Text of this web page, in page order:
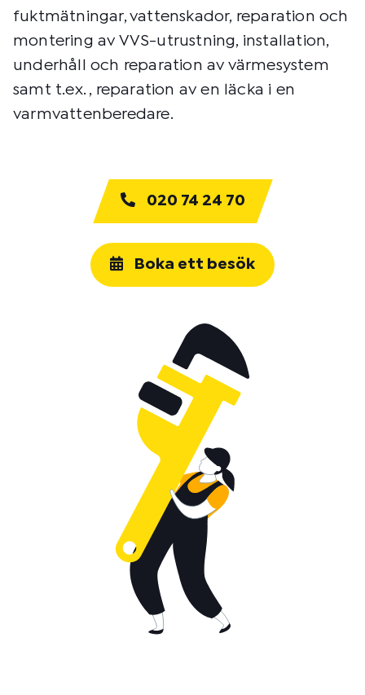
fuktmätningar, vattenskador, reparation och
montering av VVS-utrustning, installation,
underhåll och reparation av värmesystem
samt t.ex. , reparation av en läcka i en
varmvattenberedare.
020 74 24 70
Boka ett besök